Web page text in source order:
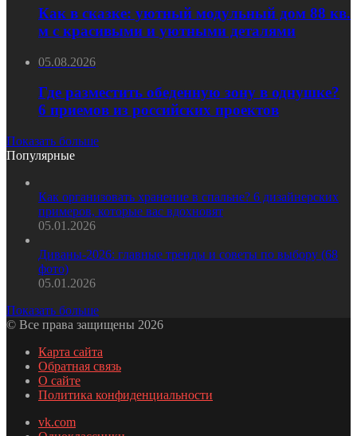
Как в сказке: уютный модульный дом 88 кв.
м с красивыми и уютными деталями
05.08.2026
Где разместить обеденную зону в однушке?
6 приемов из российских проектов
Показать больше
Популярные
Как организовать хранение в спальне? 6 дизайнерских
примеров, которые вас вдохновят
05.01.2026
Диваны-2026: главные тренды и советы по выбору (68
фото)
05.01.2026
Показать больше
© Все права защищены 2026
Карта сайта
Обратная связь
О сайте
Политика конфиденциальности
vk.com